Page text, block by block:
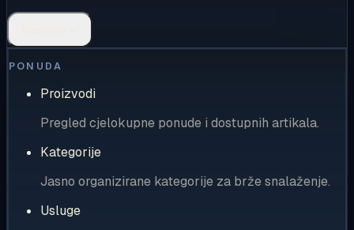
PONUDA
Proizvodi
Pregled cjelokupne ponude i dostupnih artikala.
Kategorije
Jasno organizirane kategorije za brže snalaženje.
Usluge